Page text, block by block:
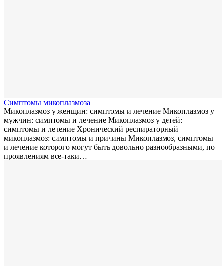
Симптомы микоплазмозa
Микоплазмоз у женщин: симптомы и лечение Микоплазмоз у
мужчин: симптомы и лечение Микоплазмоз у детей:
симптомы и лечение Хронический респираторный
микоплазмоз: симптомы и причины Микоплазмоз, симптомы
и лечение которого могут быть довольно разнообразными, по
проявлениям все-таки…